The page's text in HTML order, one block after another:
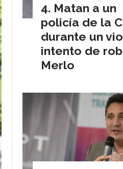
Matan a un
policía de la
durante un
intento de
Merlo